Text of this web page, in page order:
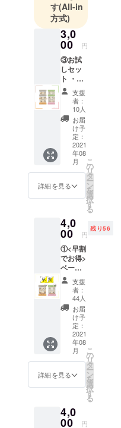
数ある高級
食パン専門
店の中で、
第一位に選
ばれまし
2種類の看板
商品の他、
曜日限定の
食パンや、
月替わりの
食パン、ク
リスマスや
バレンタイ
ンなどのイ
ベントごと
ど多彩なラ
インナップ
でお客様を
魅了し続け
る高級食パ
ンブランド
日本国内の
みならず、
海外にも出
店を果た
し、カフェ
いただく時
間や、おう
す(All-in
方式)
3,0
00 円
③お試
しセッ
ト ・五
穀とく
るみ 2
個 ・い
ちごと
ピスタ
チオ 2
3,000円
（送料
1,100円
込み）
1個あた
ズ：
90mm×
90mm×
28mm
（個包
装） ※
通常販
売開始
後に利
用でき
るお得
なクー
ポン
コード
を同梱
発送い
たしま
支援
者：
10人
お届
け予
定：
2021
年08
月
詳細を見る
こ
の
リ
タ
ー
ン
を
選
択
す
る
4,0
00 円
残り56
①<早割
でお得>
ベー
シック
セット
【数量
限定100
個】 ・
五穀と
くる
み 4個
・いち
ごとピ
スタチ
オ 4個
⇒
4,000円
支援
者：
44人
お届
け予
定：
2021
年08
月
詳細を見る
こ
の
リ
タ
ー
ン
を
選
択
す
る
4,0
00 円